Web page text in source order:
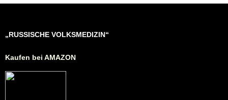
„RUSSISCHE VOLKSMEDIZIN“
Kaufen bei AMAZON